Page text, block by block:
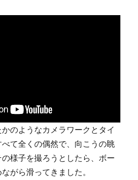
のようなカメラワークとタイ
て全くの偶然で、向こうの眺
様子を撮ろうとしたら、ボー
がら滑ってきました。